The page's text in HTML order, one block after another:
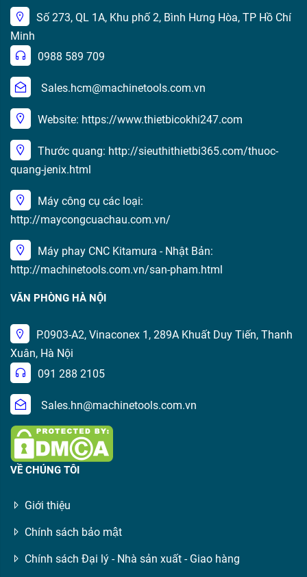
Số 273, QL 1A, Khu phố 2, Bình Hưng Hòa, TP Hồ Chí
Minh
0988 589 709
Sales.hcm@machinetools.com.vn
Website: https://www.thietbicokhi247.com
Thước quang: http://sieuthithietbi365.com/thuoc-
quang-jenix.html
Máy công cụ các loại:
http://maycongcuachau.com.vn/
Máy phay CNC Kitamura - Nhật Bản:
http://machinetools.com.vn/san-pham.html
VĂN PHÒNG HÀ NỘI
P.0903-A2, Vinaconex 1, 289A Khuất Duy Tiến, Thanh
Xuân, Hà Nội
091 288 2105
Sales.hn@machinetools.com.vn
VỀ CHÚNG TÔI
Giới thiệu
Chính sách bảo mật
Chính sách Đại lý - Nhà sản xuất - Giao hàng